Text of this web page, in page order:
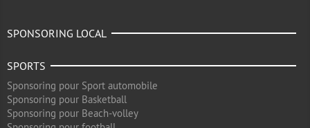
SPONSORING LOCAL
SPORTS
Sponsoring pour Sport automobile
Sponsoring pour Basketball
Sponsoring pour Beach-volley